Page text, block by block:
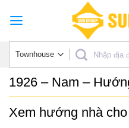
1926 – Nam –
Xem hướng nhà